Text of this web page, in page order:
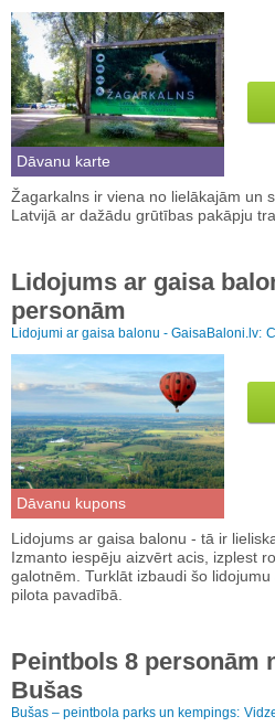
Dāvanu karte
Žagarkalns ir viena no lielākajām un
Latvijā ar dažādu grūtības pakāpju
Lidojums ar gaisa
personām
Lidojumi ar gaisa balonu - GaisaBaloni.lv:
Dāvanu kupons
Lidojums ar gaisa balonu - tā ir
Izmanto iespēju aizvērt acis, izplest
galotnēm. Turklāt izbaudi šo
pilota pavadībā.
Peintbols 8 personām
Bušas
Bušas – peintbola parks un kempings: